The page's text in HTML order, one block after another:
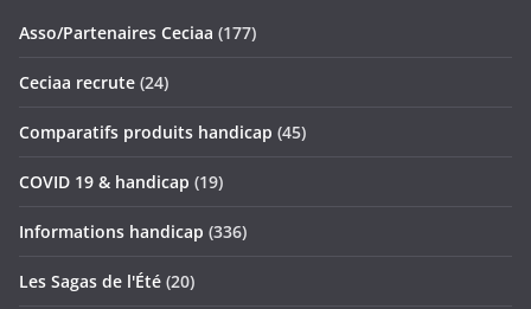
Asso/Partenaires Ceciaa (177)
Ceciaa recrute (24)
Comparatifs produits handicap (45)
COVID 19 & handicap (19)
Informations handicap (336)
Les Sagas de l'Été (20)